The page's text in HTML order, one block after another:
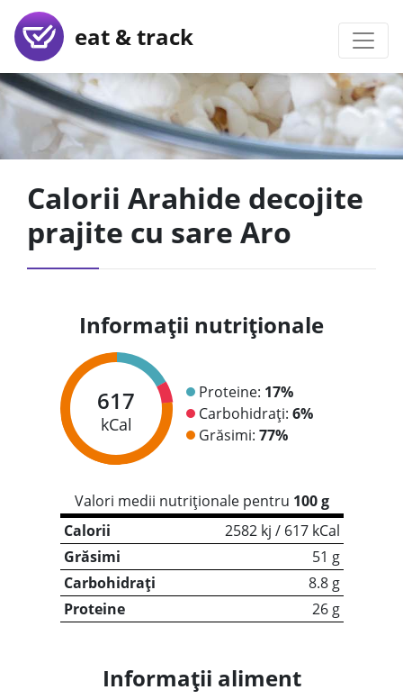
eat & track
Calorii Arahide decojite
prajite cu sare Aro
Informații nutriționale
617
kCal
Proteine: 17%
Carbohidrați: 6%
Grăsimi: 77%
Valori medii nutriționale pentru 100 g
Calorii
2582 kj / 617 kCal
Grăsimi
51 g
Carbohidrați
8.8 g
Proteine
26 g
Informații aliment